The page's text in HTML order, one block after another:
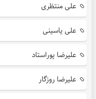
علی منتظری
علی یاسینی
علیرضا پوراستاد
علیرضا روزگار